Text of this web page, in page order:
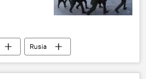
Rusia